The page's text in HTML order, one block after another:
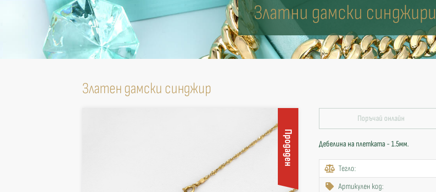
Златни дамски синджири
Златен дамски синджир
Продаден
Поръчай онлайн
Дебелина на плетката - 1.5мм.
Тегло:
Артикулен код: